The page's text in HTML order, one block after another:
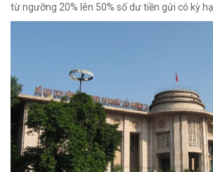
từ ngưỡng 20% lên 50% số dư tiền gửi có kỳ